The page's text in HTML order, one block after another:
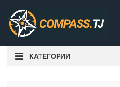
КАТЕГОРИИ